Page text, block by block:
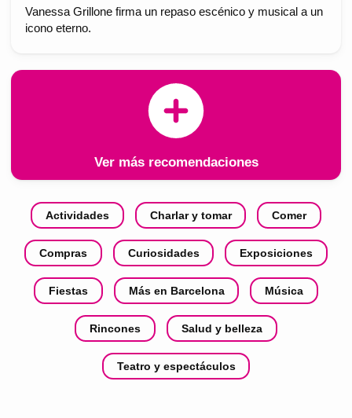
Vanessa Grillone firma un repaso escénico y musical a un
icono eterno.
Ver más recomendaciones
Actividades Charlar y tomar Comer
Compras Curiosidades Exposiciones
Fiestas Más en Barcelona Música
Rincones Salud y belleza
Teatro y espectáculos